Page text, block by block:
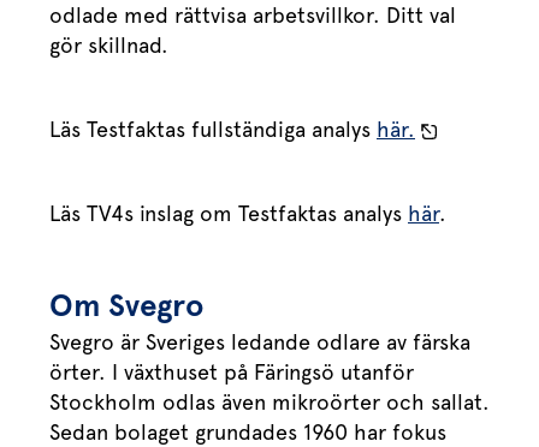
odlade med rättvisa arbetsvillkor. Ditt val
gör skillnad.
Läs Testfaktas fullständiga analys här.
Läs TV4s inslag om Testfaktas analys här.
Om Svegro
Svegro är Sveriges ledande odlare av färska
örter. I växthuset på Färingsö utanför
Stockholm odlas även mikroörter och sallat.
Sedan bolaget grundades 1960 har fokus